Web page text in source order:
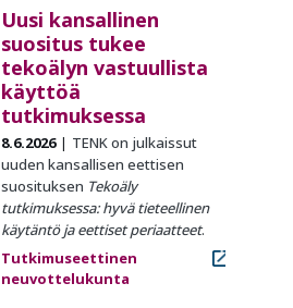
Uusi kansallinen
suositus tukee
tekoälyn vastuullista
käyttöä
tutkimuksessa
8.6.2026
TENK on julkaissut
uuden kansallisen eettisen
suosituksen Tekoäly
tutkimuksessa: hyvä tieteellinen
käytäntö ja eettiset periaatteet.
Tutkimuseettinen
neuvottelukunta